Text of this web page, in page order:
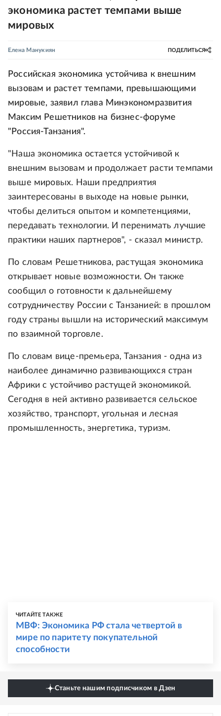
экономика растет темпами выше
мировых
Елена Манукиян ПОДЕЛИТЬСЯ
Российская экономика устойчива к внешним
вызовам и растет темпами, превышающими
мировые, заявил глава Минэкономразвития
Максим Решетников на бизнес-форуме
"Россия-Танзания".
"Наша экономика остается устойчивой к
внешним вызовам и продолжает расти темпами
выше мировых. Наши предприятия
заинтересованы в выходе на новые рынки,
чтобы делиться опытом и компетенциями,
передавать технологии. И перенимать лучшие
практики наших партнеров", - сказал министр.
По словам Решетникова, растущая экономика
открывает новые возможности. Он также
сообщил о готовности к дальнейшему
сотрудничеству России с Танзанией: в прошлом
году страны вышли на исторический максимум
по взаимной торговле.
По словам вице-премьера, Танзания - одна из
наиболее динамично развивающихся стран
Африки с устойчиво растущей экономикой.
Сегодня в ней активно развивается сельское
хозяйство, транспорт, угольная и лесная
промышленность, энергетика, туризм.
ЧИТАЙТЕ ТАКЖЕ
МВФ: Экономика РФ стала четвертой в
мире по паритету покупательной
способности
Станьте нашим подписчиком в Дзен